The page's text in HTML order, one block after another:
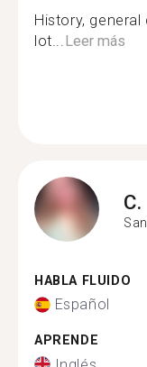
History,
lot... Leer más
C.
HABLA FLUIDO
Español
APRENDE